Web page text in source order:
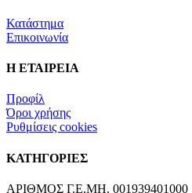
Κατάστημα
Επικοινωνία
Η ΕΤΑΙΡΕΙΑ
Προφίλ
Όροι χρήσης
Ρυθμίσεις cookies
ΚΑΤΗΓΟΡΙΕΣ
ΑΡΙΘΜΟΣ Γ.Ε.ΜΗ. 001939401000